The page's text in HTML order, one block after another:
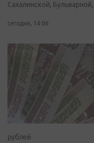
Сахалинской,
сегодня, 14:06
рублей